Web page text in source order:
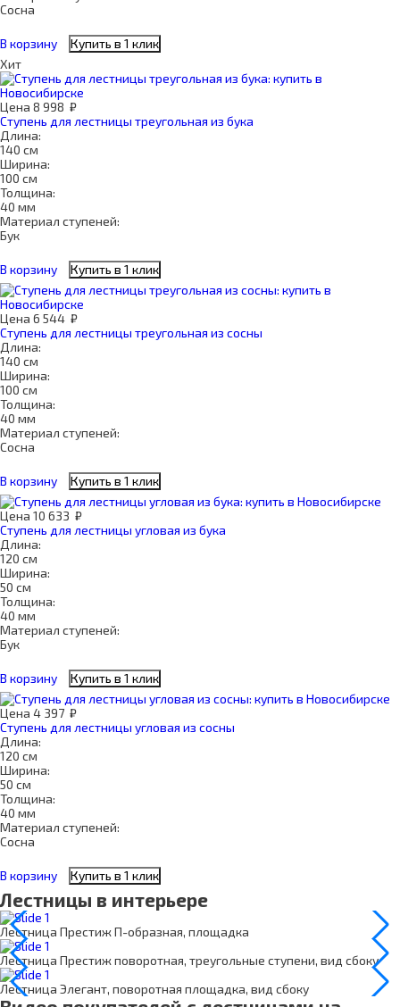
Сосна
В корзину
Купить в 1 клик
Хит
Цена 8 998 ₽
Ступень для лестницы треугольная из бука
Длина:
140 см
Ширина:
100 см
Толщина:
40 мм
Материал ступеней:
Бук
В корзину Купить в 1 клик
Цена 6 544 ₽
Ступень для лестницы треугольная из сосны
Длина:
140 см
Ширина:
100 см
Толщина:
40 мм
Материал ступеней:
Сосна
В корзину Купить в 1 клик
Цена 10 633 ₽
Ступень для лестницы угловая из бука
Длина:
120 см
Ширина:
50 см
Толщина:
40 мм
Материал ступеней:
Бук
В корзину Купить в 1 клик
Цена 4 397 ₽
Ступень для лестницы угловая из сосны
Длина:
120 см
Ширина:
50 см
Толщина:
40 мм
Материал ступеней:
Сосна
В корзину Купить в 1 клик
Лестницы в интерьере
Лестница Престиж П-образная, площадка
Лестница Престиж поворотная, треугольные ступени, вид сбоку
Лестница Элегант, поворотная площадка, вид сбоку